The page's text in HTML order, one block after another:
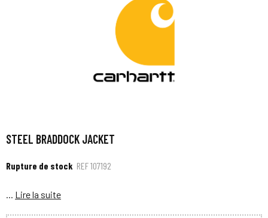
STEEL BRADDOCK JACKET
Rupture de stock REF107192
... Lire la suite